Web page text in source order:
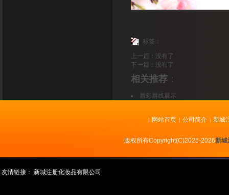
标签：
上一篇：没有了
下一篇：没有了
相关推荐 ：
唇彩唇线展示
版权所有Copyright(C)2025-2026新城
| 网站首页 | 公司简介 | 新城
友情链接： 新城注册化妆品有限公司